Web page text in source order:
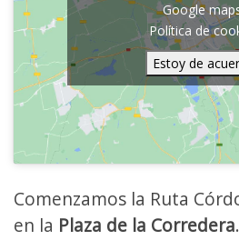
Google
Política de
Estoy de
Comenzamos la Ruta
en la Plaza de la Corredera.